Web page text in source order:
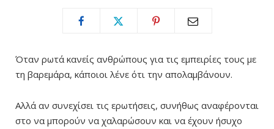
Όταν ρωτά κανείς ανθρώπους για τις εμπειρίες τους με
τη βαρεμάρα, κάποιοι λένε ότι την απολαμβάνουν.
Αλλά αν συνεχίσει τις ερωτήσεις, συνήθως αναφέρονται
στο να μπορούν να χαλαρώσουν και να έχουν ήσυχο